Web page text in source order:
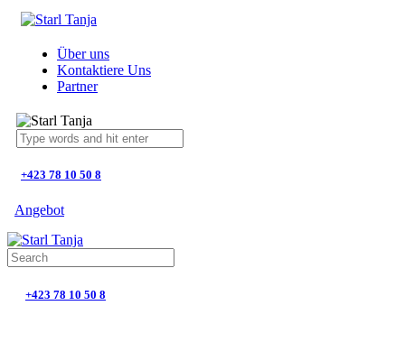
Über uns
Kontaktiere Uns
Partner
+423 78 10 50 8
Angebot
+423 78 10 50 8